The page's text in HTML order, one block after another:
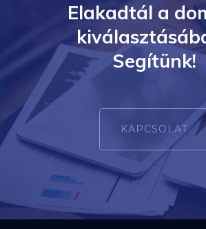
Elakadtál a
Segítünk!
KAPCSOLAT